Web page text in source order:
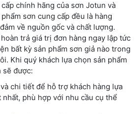
chính hãng của sơn Jotun và
sơn cung cấp đều là hàng
về nguồn gốc và chất lượng.
trả giá trị đơn hàng ngay lập tức
bất kỳ sản phẩm sơn giả nào trong
Khi quý khách lựa chọn sản phẩm
sẽ được:
chi tiết để hỗ trợ khách hàng lựa
phù hợp với nhu cầu cụ thể